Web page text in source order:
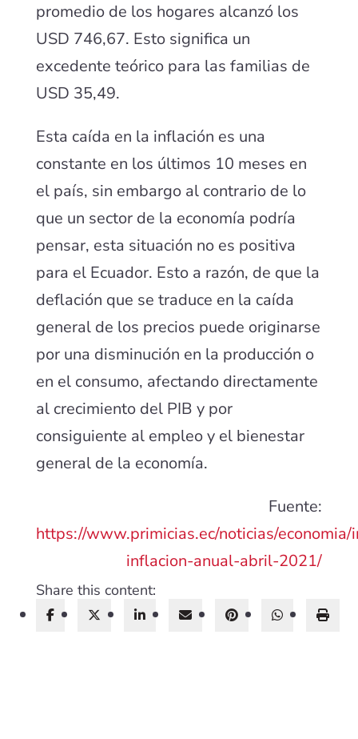
promedio de los hogares alcanzó los
USD 746,67. Esto significa un
excedente teórico para las familias de
USD 35,49.
Esta caída en la inflación es una
constante en los últimos 10 meses en
el país, sin embargo al contrario de lo
que un sector de la economía podría
pensar, esta situación no es positiva
para el Ecuador. Esto a razón, de que la
deflación que se traduce en la caída
general de los precios puede originarse
por una disminución en la producción o
en el consumo, afectando directamente
al crecimiento del PIB y por
consiguiente al empleo y el bienestar
general de la economía.
Fuente:
https://www.primicias.ec/noticias/economia/
inflacion-anual-abril-2021/
Share this content: